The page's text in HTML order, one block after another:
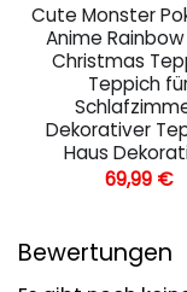
Cute Monster
Anime
Christmas
Teppich
Dekorativer
Haus
69,99 €
Bewertungen